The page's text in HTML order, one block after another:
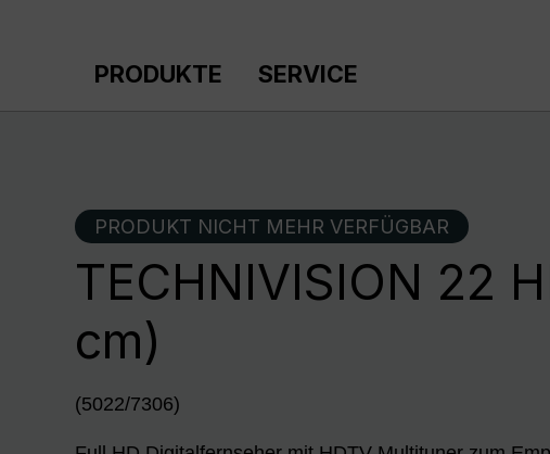
PRODUKTE SERVICE
PRODUKT NICHT MEHR VERFÜGBAR
TECHNIVISION 22
cm)
(5022/7306)